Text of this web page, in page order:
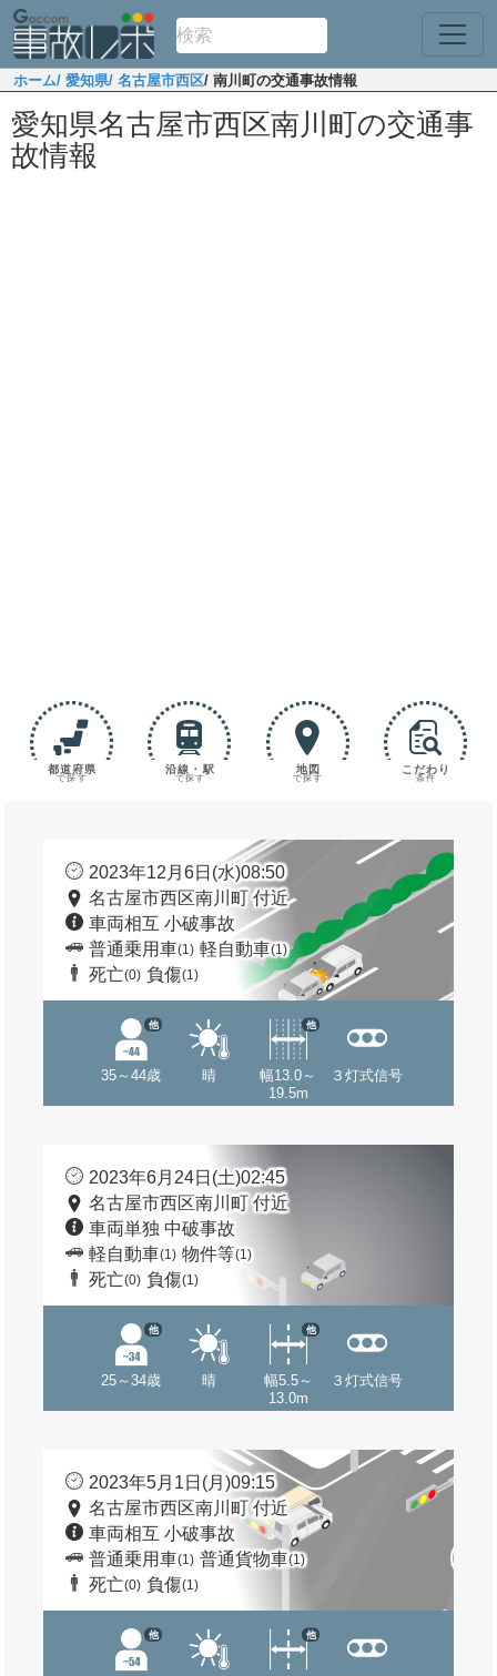
ホーム/ 愛知県/ 名古屋市西区/ 南川町の交通事故情報
愛知県名古屋市西区南川町の交通事
故情報
都道府県
で探す
沿線・駅
で探す
地図
で探す
こだわり
条件
2023年12月6日(水)08:50
名古屋市西区南川町 付近
車両相互 小破事故
普通乗用車(1) 軽自動車(1)
死亡(0) 負傷(1)
35～44歳
他
晴
幅13.0～
19.5m
他
３灯式信号
2023年6月24日(土)02:45
名古屋市西区南川町 付近
車両単独 中破事故
軽自動車(1) 物件等(1)
死亡(0) 負傷(1)
25～34歳
他
晴
幅5.5～
13.0m
他
３灯式信号
2023年5月1日(月)09:15
名古屋市西区南川町 付近
車両相互 小破事故
普通乗用車(1) 普通貨物車(1)
死亡(0) 負傷(1)
他 他